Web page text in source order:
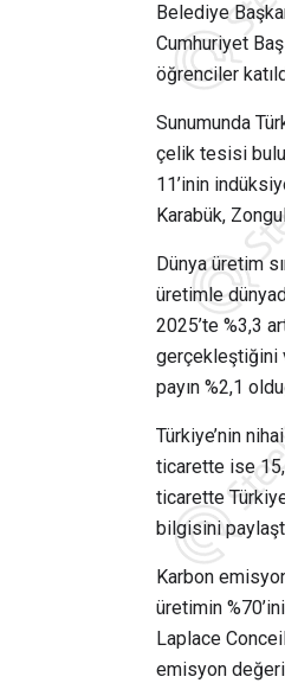
Belediye
Cumhuriyet
öğrenciler
Sunumunda
çelik tesisi
11’inin
Karabük,
Dünya üretim
üretimle
2025’te %3,3
gerçekleştiğini
payın %2,1
Türkiye’nin
ticarette ise
ticarette
bilgisini
Karbon
üretimin
Laplace
emisyon